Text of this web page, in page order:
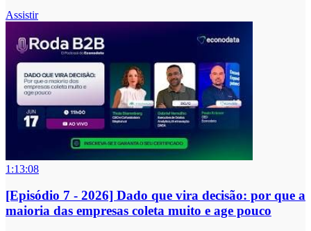
Assistir
1:13:08
[Episódio 7 - 2026] Dado que vira decisão: por que a
maioria das empresas coleta muito e age pouco